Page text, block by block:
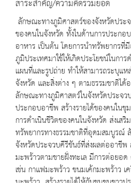
สาระสำคัญ/ความคิดรวมยอด
ลักษณะทางภูมิศาสตร์ของจังหวัดประ
ของคนในจังหวัด ทั้งในด้านการประก
อาหาร เป็นต้น โดยการนำทรัพยากร
ภูมิประเทศมาใช้ให้เกิดประโยชน์ในการ
แผนที่และรูปถ่าย ทำให้สามารถระบุแ
จังหวัด และสิ่งต่าง ๆ ตามธรรมชาติได้
ลักษณะทางภูมิศาสตร์ในจังหวัดประจ
ประกอบอาชีพ สร้างรายได้ของคนใน
การดำเนินชีวิตของคนในจังหวัด ส่งเส
ทรัพยากรทางธรรมชาติที่อุดมสมบูรณ์
จังหวัดประจวบคีรีขันธ์ที่ส่งผลต่ออาชีพ
มะพร้าวตามชายฝั่งทะเล มีการต่อยอ
เช่น กาแฟมะพร้าว ขนมเค้กมะพร้าว เ